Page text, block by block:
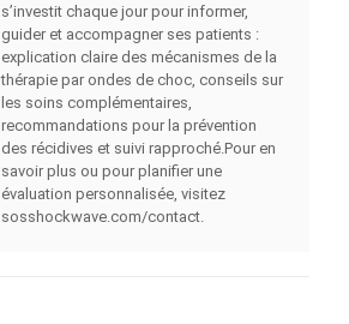
s’investit chaque jour pour informer,
guider et accompagner ses patients :
explication claire des mécanismes de la
thérapie par ondes de choc, conseils sur
les soins complémentaires,
recommandations pour la prévention
des récidives et suivi rapproché.Pour en
savoir plus ou pour planifier une
évaluation personnalisée, visitez
sosshockwave.com/contact.